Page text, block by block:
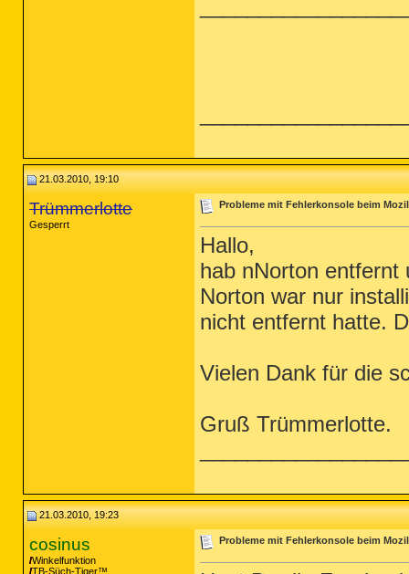
21.03.2010, 19:10
Trümmerlotte
Gesperrt
Probleme mit Fehlerkonsole beim
Hallo,
hab nNorton entfernt
Norton war nur
nicht entfernt hatte.
Vielen Dank für die
Gruß Trümmerlotte.
21.03.2010, 19:23
cosinus
Winkelfunktion
TB-Süch-Tiger™
Probleme mit Fehlerkonsole beim